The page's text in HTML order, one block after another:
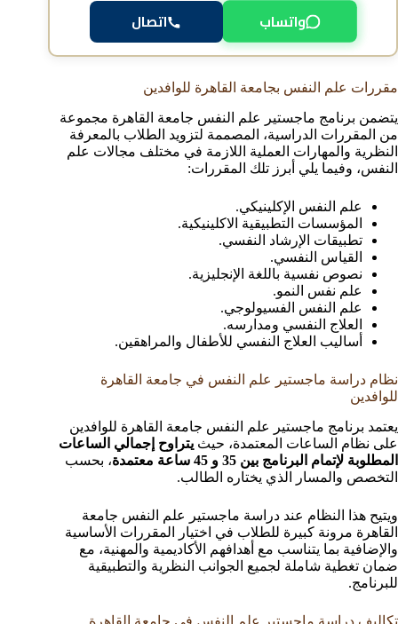
واتساب اتصال
مقررات علم النفس بجامعة القاهرة للوافدين
يتضمن برنامج ماجستير علم النفس جامعة القاهرة مجموعة
من المقررات الدراسية، المصممة لتزويد الطلاب بالمعرفة
النظرية والمهارات العملية اللازمة في مختلف مجالات علم
النفس، وفيما يلي أبرز تلك المقررات:
علم النفس الإكلينيكي.
المؤسسات التطبيقية الاكلينيكية.
تطبيقات الإرشاد النفسي.
القياس النفسي.
نصوص نفسية باللغة الإنجليزية.
علم نفس النمو.
علم النفس الفسيولوجي.
العلاج النفسي ومدارسه.
أساليب العلاج النفسي للأطفال والمراهقين.
نظام دراسة ماجستير علم النفس في جامعة القاهرة
للوافدين
يعتمد برنامج ماجستير علم النفس جامعة القاهرة للوافدين
على نظام الساعات المعتمدة، حيث يتراوح إجمالي الساعات
المطلوبة لإتمام البرنامج بين 35 و 45 ساعة معتمدة
، بحسب
التخصص والمسار الذي يختاره الطالب.
ويتيح هذا النظام عند دراسة ماجستير علم النفس جامعة
القاهرة مرونة كبيرة للطلاب في اختيار المقررات الأساسية
والإضافية بما يتناسب مع أهدافهم الأكاديمية والمهنية، مع
ضمان تغطية شاملة لجميع الجوانب النظرية والتطبيقية
للبرنامج.
تكاليف دراسة ماجستير علم النفس في جامعة القاهرة